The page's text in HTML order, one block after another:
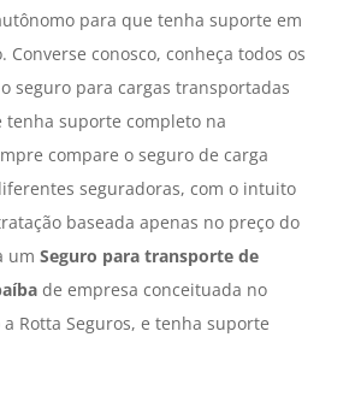
para que tenha suporte em
Converse conosco, conheça todos os
seguro para cargas transportadas
suporte completo na
compare o seguro de carga
seguradoras, com o intuito
baseada apenas no preço do
um Seguro para transporte de
de empresa conceituada no
Rotta Seguros, e tenha suporte